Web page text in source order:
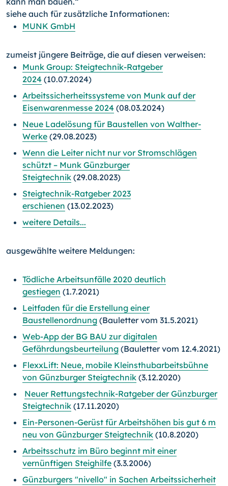
siehe auch für zusätzliche Informationen:
MUNK GmbH
zumeist jüngere Beiträge, die auf diesen verweisen:
Munk Group: Steigtechnik-Ratgeber
2024 (10.07.2024)
Arbeitssicherheitssysteme von Munk auf der
Eisenwarenmesse 2024 (08.03.2024)
Neue Ladelösung für Baustellen von Walther-
Werke (29.08.2023)
Wenn die Leiter nicht nur vor Stromschlägen
schützt – Munk Günzburger
Steigtechnik (29.08.2023)
Steigtechnik-Ratgeber 2023
erschienen (13.02.2023)
weitere Details...
ausgewählte weitere Meldungen:
Tödliche Arbeitsunfälle 2020 deutlich
gestiegen (1.7.2021)
Leitfaden für die Erstellung einer
Baustellenordnung (Bauletter vom 31.5.2021)
Web-App der BG BAU zur digitalen
Gefährdungsbeurteilung (Bauletter vom 12.4.2021)
FlexxLift: Neue, mobile Kleinsthubarbeitsbühne
von Günzburger Steigtechnik (3.12.2020)
Neuer Rettungstechnik-Ratgeber der Günzburger
Steigtechnik (17.11.2020)
Ein-Personen-Gerüst für Arbeitshöhen bis gut 6 m
neu von Günzburger Steigtechnik (10.8.2020)
Arbeitsschutz im Büro beginnt mit einer
vernünftigen Steighilfe (3.3.2006)
Günzburgers "nivello" in Sachen Arbeitssicherheit